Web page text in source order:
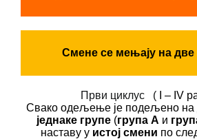
Смене се мењају на
Први циклус (
I – IV
Свако одељење је подељено на
једнаке групе (група А и
наставу у истој смени по